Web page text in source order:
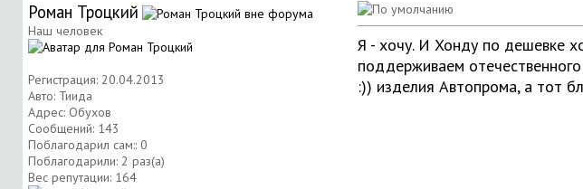
Роман Троцкий
Наш человек
Регистрация: 20.04.2013
Авто: Тиида
Адрес: Обухов
Сообщений: 143
Поблагодарил сам:: 0
Поблагодарили: 2 раз(а)
Вес репутации: 164
Я - хочу. И Хонду по дешевке
поддерживаем
:)) изделия Автопрома, а тот